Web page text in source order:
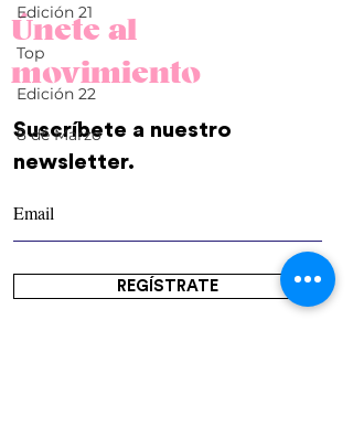
Edición 21
Top
Edición 22
8 de Marzoboligoma"
Únete al
movimiento
Suscríbete a nuestro
newsletter.
REGÍSTRATE